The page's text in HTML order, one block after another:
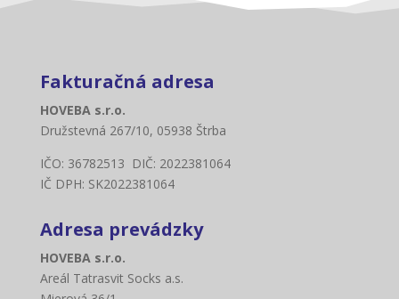
Fakturačná adresa
HOVEBA s.r.o.
Družstevná 267/10, 05938 Štrba
IČO: 36782513 DIČ: 2022381064
IČ DPH: SK2022381064
Adresa prevádzky
HOVEBA s.r.o.
Areál Tatrasvit Socks a.s.